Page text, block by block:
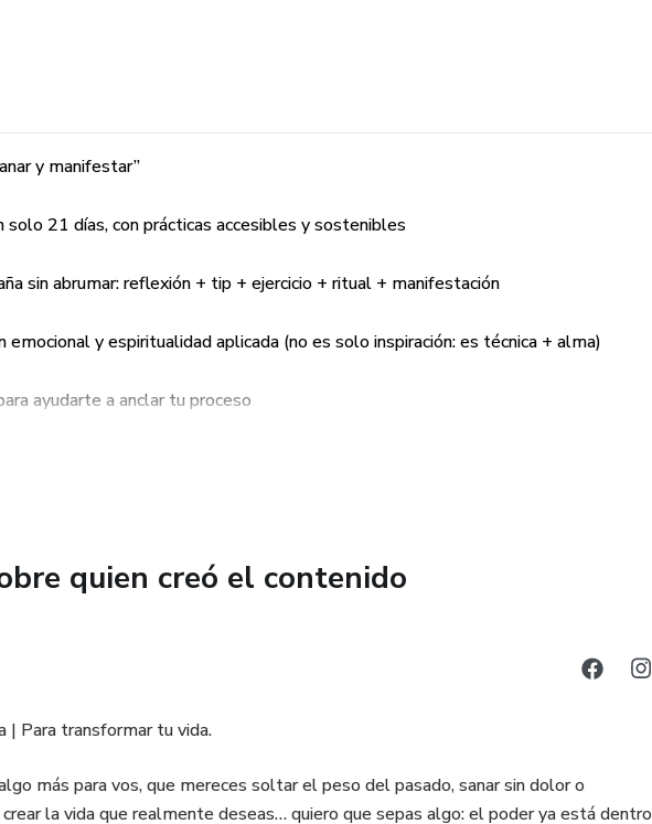
con tu resiliencia
y manifestar”
21 días, con prácticas accesibles y sostenibles
sin abrumar: reflexión + tip + ejercicio + ritual + manifestación
emocional y espiritualidad aplicada (no es solo inspiración: es técnica + alma)
ayudarte a anclar tu proceso
para ayudarte a manifestar
quien creó el contenido
| Para transformar tu vida.
más para vos, que mereces soltar el peso del pasado, sanar sin dolor o
la vida que realmente deseas… quiero que sepas algo: el poder ya está dentro